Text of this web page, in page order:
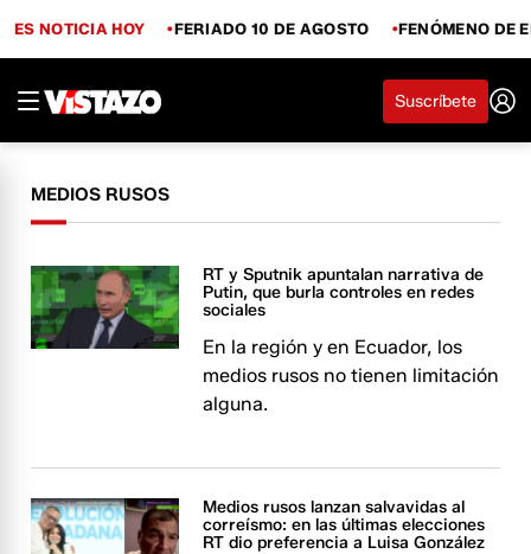
ES NOTICIA HOY FERIADO 10 DE AGOSTO FENÓMENO DE
Suscríbete
MEDIOS RUSOS
RT y Sputnik apuntalan narrativa de
Putin, que burla controles en redes
sociales
En la región y en Ecuador, los
medios rusos no tienen limitación
alguna.
Medios rusos lanzan salvavidas al
correísmo: en las últimas elecciones
RT dio preferencia a Luisa González